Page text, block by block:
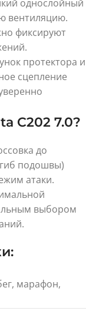
однослойный
вентиляцию.
фиксируют
протектора и
сцепление
C202 7.0?
до
подошвы)
атаки.
выбором
марафон,